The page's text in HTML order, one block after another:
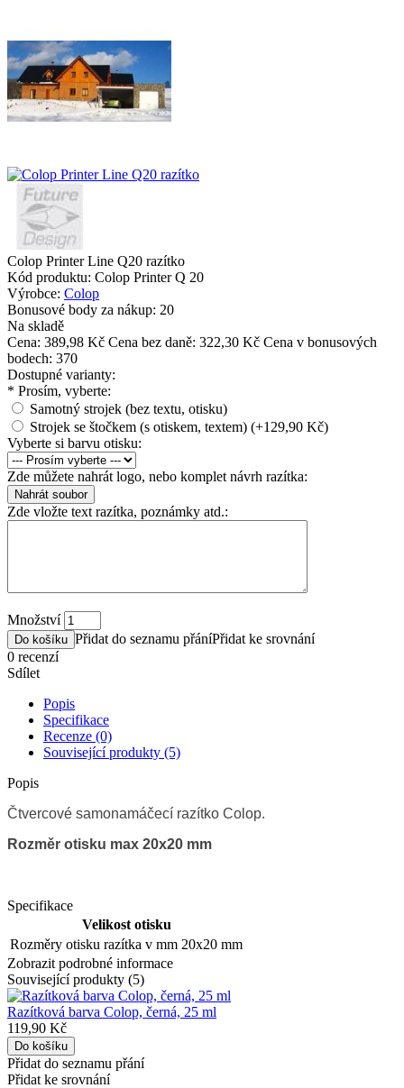
Colop Printer Line Q20 razítko
Kód produktu: Colop Printer Q 20
Výrobce: Colop
Bonusové body za nákup: 20
Na skladě
Cena: 389,98 Kč Cena bez daně: 322,30 Kč Cena v bonusových
bodech: 370
Dostupné varianty:
* Prosím, vyberte:
Samotný strojek (bez textu, otisku)
Strojek se štočkem (s otiskem, textem) (+129,90 Kč)
Vyberte si barvu otisku:
Zde můžete nahrát logo, nebo komplet návrh razítka:
Zde vložte text razítka, poznámky atd.:
Množství
Do košíku Přidat do seznamu přáníPřidat ke srovnání
0 recenzí
Sdílet
Popis
Specifikace
Recenze (0)
Související produkty (5)
Popis
Čtvercové samonamáčecí razítko Colop.
Rozměr otisku max 20x20 mm
Specifikace
Velikost otisku
Rozměry otisku razítka v mm 20x20 mm
Zobrazit podrobné informace
Související produkty (5)
Razítková barva Colop, černá, 25 ml
119,90 Kč
Přidat do seznamu přání
Přidat ke srovnání